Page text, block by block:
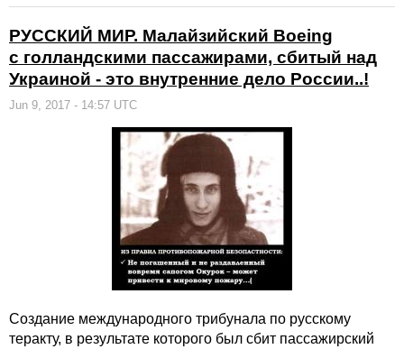
РУССКИЙ МИР. Малайзийский Boeing
с голландскими пассажирами, сбитый над
Украиной - это внутренние дело России..!
Jun 9, 2017 - 14:57 UTC
Создание международного трибунала по русскому
теракту, в результате которого был сбит пассажирский